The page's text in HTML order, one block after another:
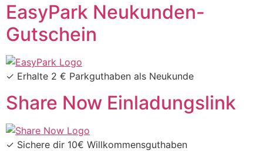
EasyPark Neukunden-
Gutschein
✓ Erhalte 2 € Parkguthaben als Neukunde
Share Now Einladungslink
✓ Sichere dir 10€ Willkommensguthaben